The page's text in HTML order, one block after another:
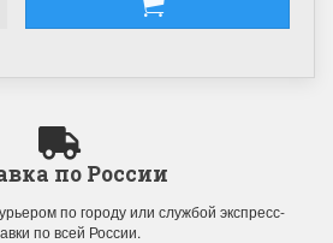
по России
по городу или службой экспресс-
по всей России.